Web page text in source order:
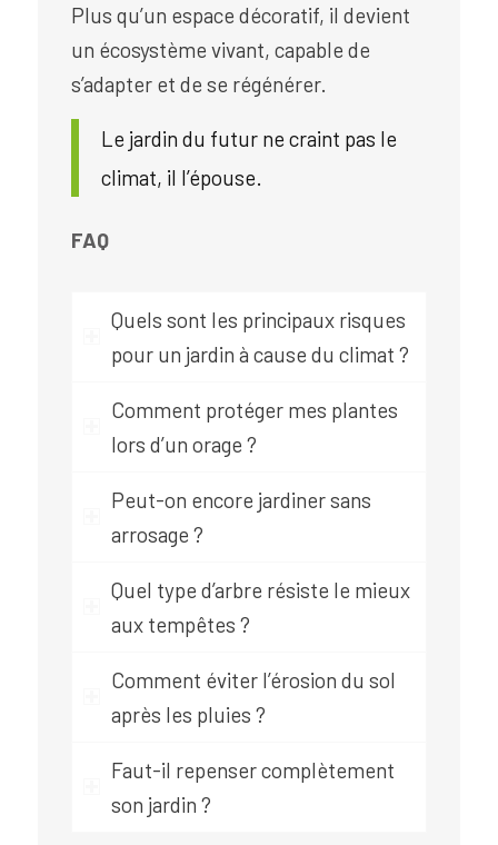
Plus qu’un espace décoratif, il devient
un écosystème vivant, capable de
s’adapter et de se régénérer.
Le jardin du futur ne craint pas le
climat, il l’épouse.
FAQ
Quels sont les principaux risques
pour un jardin à cause du climat ?
Comment protéger mes plantes
lors d’un orage ?
Peut-on encore jardiner sans
arrosage ?
Quel type d’arbre résiste le mieux
aux tempêtes ?
Comment éviter l’érosion du sol
après les pluies ?
Faut-il repenser complètement
son jardin ?